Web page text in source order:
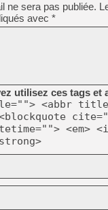
ne sera pas publiée.
avec *
utilisez ces tags et
<abbr
<em>